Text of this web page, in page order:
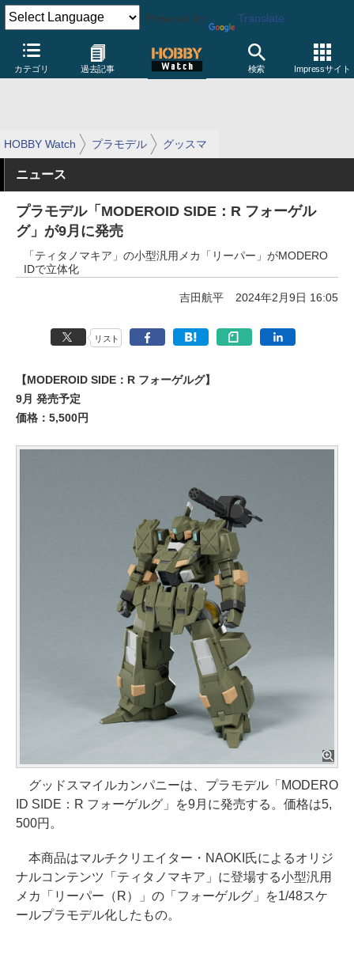
Powered by Translate
カテゴリ 過去記事 検索 Impressサイト
HOBBY Watch プラモデル グッスマ
ニュース
プラモデル「MODEROID SIDE：R フォーゲル
グ」が9月に発売
「ティタノマキア」の小型汎用メカ「リーパー」がMODERO
IDで立体化
吉田航平 2024年2月9日 16:05
リスト
【MODEROID SIDE：R フォーゲルグ】
9月 発売予定
価格：5,500円
グッドスマイルカンパニーは、プラモデル「MODERO
ID SIDE：R フォーゲルグ」を9月に発売する。価格は5,
500円。
本商品はマルチクリエイター・NAOKI氏によるオリジ
ナルコンテンツ「ティタノマキア」に登場する小型汎用
メカ「リーパー（R）」の「フォーゲルグ」を1/48スケ
ールプラモデル化したもの。